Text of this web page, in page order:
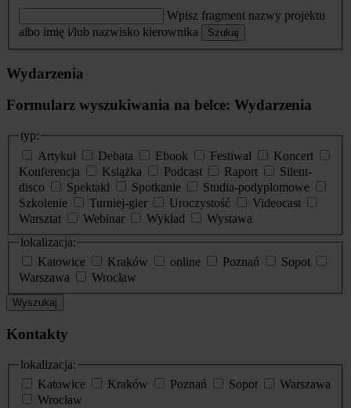
Wpisz fragment nazwy projektu
albo imię i/lub nazwisko kierownika
Szukaj
Wydarzenia
Formularz wyszukiwania na belce: Wydarzenia
typ:
Artykuł
Debata Ebook Festiwal
Koncert
Konferencja
Książka Podcast Raport
Silent-
disco
Spektakl Spotkanie
Studia-podyplomowe
Szkolenie
Turniej-gier Uroczystość
Videocast
Warsztat
Webinar Wykład
Wystawa
lokalizacja:
Katowice
Kraków online Poznań
Sopot
Warszawa
Wrocław
Wyszukaj
Kontakty
lokalizacja:
Katowice
Kraków Poznań Sopot
Warszawa
Wrocław